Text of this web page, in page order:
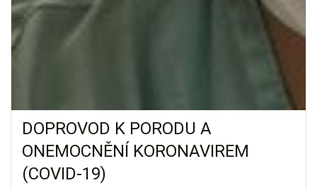
DOPROVOD K PORODU A
ONEMOCNĚNÍ KORONAVIREM
(COVID-19)